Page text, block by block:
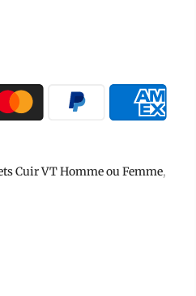
Cuir VT Homme ou Femme,